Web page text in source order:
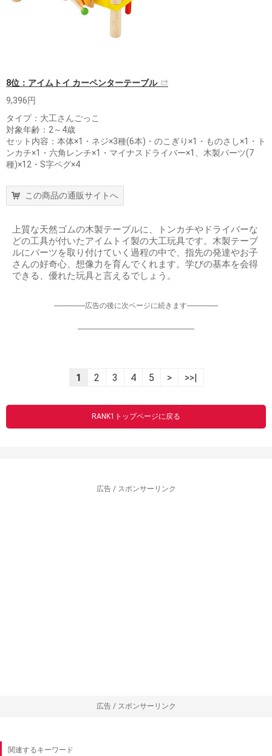
8位：アイムトイ カーペンターテーブル
9,396円
タイプ：大工さんごっこ
対象年齢：2～4歳
セット内容：本体×1・ネジ×3種(6本)・のこぎり×1・ものさし×1・ト
ンカチ×1・六角レンチ×1・マイナスドライバー×1、木製パーツ(7
種)×12・S字ペグ×4
この商品の通販サイトへ
上質な天然ゴムの木製テーブルに、トンカチやドライバーな
どの工具が付いたアイムトイ製の大工玩具です。木製テーブ
ルにパーツを取り付けていく過程の中で、指先の発達やお子
さんの好奇心、想像力を育んでくれます。学びの基本を会得
できる、優れた玩具と言えるでしょう。
-----------------広告の後に次ページに続きます-----------------
----------------------------------------------------------------
1 2 3 4 5 > >>|
RANK1トップページに戻る
広告 / スポンサーリンク
広告 / スポンサーリンク
関連するキーワード